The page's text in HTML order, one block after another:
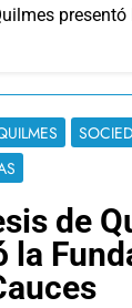
de
la